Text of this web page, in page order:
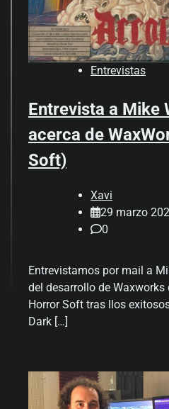
Entrevistas
Entrevista a Mike
acerca de
Soft)
Xavi
29 marzo
0
Entrevistamos por mail a
del desarrollo de
Horror Soft tras llos
Dark […]